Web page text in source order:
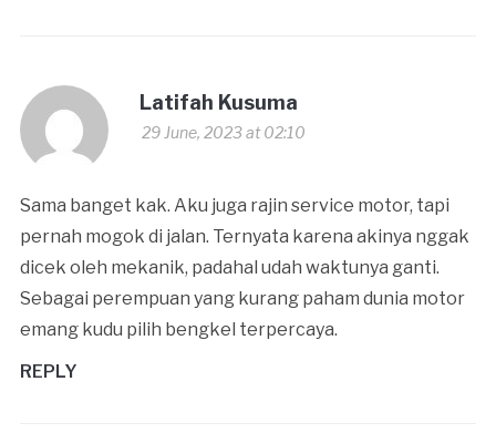
Latifah Kusuma
29 June, 2023 at 02:10
Sama banget kak. Aku juga rajin service motor, tapi
pernah mogok di jalan. Ternyata karena akinya nggak
dicek oleh mekanik, padahal udah waktunya ganti.
Sebagai perempuan yang kurang paham dunia motor
emang kudu pilih bengkel terpercaya.
REPLY